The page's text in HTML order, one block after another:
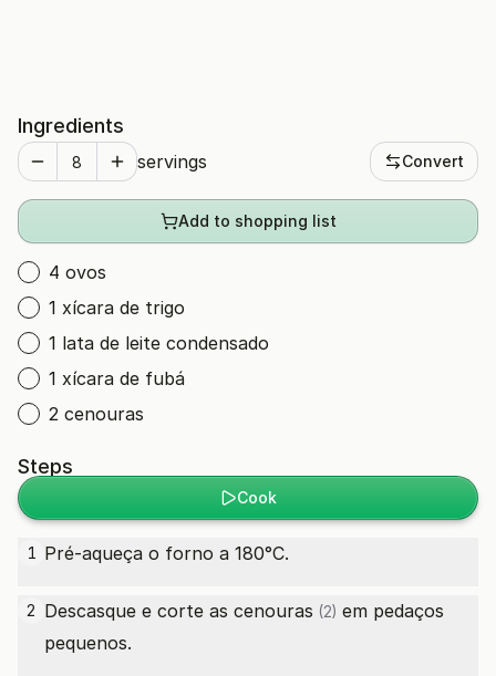
Ingredients
servings Convert
Add to shopping list
4 ovos
1 xícara de trigo
1 lata de leite condensado
1 xícara de fubá
2 cenouras
Steps
Cook
1 Pré-aqueça o forno a 180°C.
2 Descasque e corte as cenouras (2) em pedaços
pequenos.